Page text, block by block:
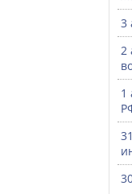
3
2
1